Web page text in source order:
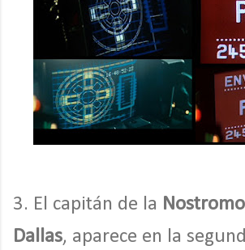
3. El capitán de la Nostromo
Dallas, aparece en la